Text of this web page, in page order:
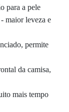
para a pele
maior leveza e
permite
da camisa,
mais tempo